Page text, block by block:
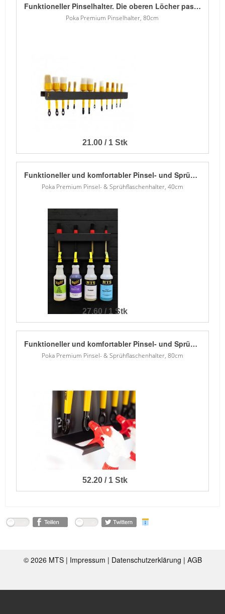
Funktioneller Pinselhalter. Die oberen Löcher passen für die meisten Pinselgrössen. - 1,5 mm Blech - Verzinkt - Pulver lackiert - 13 obere Löcher für Pinsel in zwei Grössen
Poka Premium Pinselhalter, 80cm
21.00 / 1 Stk
Funktioneller und komfortabler Pinsel- und Sprühflaschenhalter. Die oberen Öffnungen sind für die meisten Pinselgrössen geeignet und die unteren Kanäle sind für die meisten Arten von Zerstäubern und Sprühgeräten geeignet. Die solide Struktur hält über 10 kg Last ohne zu verbiegen. - 1,5 mm Blech - Verzinkt - Pulver lackiert - 7 obere Löcher für Pinsel in zwei Grössen
Poka Premium Pinsel- & Sprühflaschenhalter, 40cm
27.60 / 1 Stk
Funktioneller und komfortabler Pinsel- und Sprühflaschenhalter. Die oberen Öffnungen sind für die meisten Pinselgrössen geeignet und die unteren Kanäle sind für die meisten Arten von Zerstäubern und Sprühgeräten geeignet. Die solide Struktur hält über 10 kg Last ohne zu verbiegen. - 1,5 mm Blech - Verzinkt - Pulver lackiert - 14 obere Löcher für Pinsel in zwei Grössen
Poka Premium Pinsel- & Sprühflaschenhalter, 80cm
52.20 / 1 Stk
© 2026 MTS | Impressum | Datenschutzerklärung | AGB